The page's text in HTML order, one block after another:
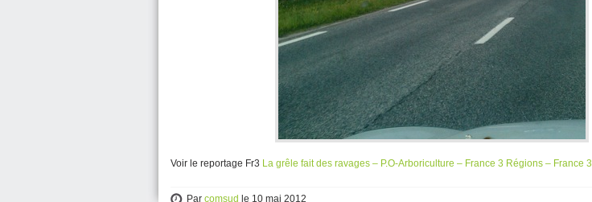
Voir le reportage Fr3 La grêle fait des ravages – P.O-Arboriculture – France 3 Régions – France 3
Par comsud le 10 mai 2012